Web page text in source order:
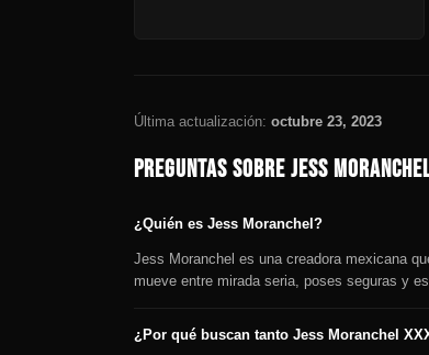
Última actualización: octubre 23, 2023
PREGUNTAS SOBRE JESS
¿Quién es Jess Moranchel?
Jess Moranchel es una creadora mexicana
mueve entre mirada seria, poses seguras y
¿Por qué buscan tanto Jess Moranchel